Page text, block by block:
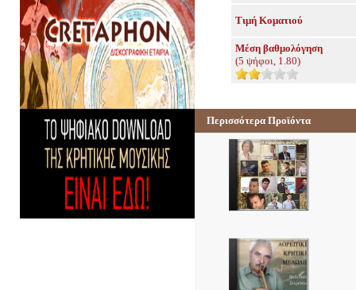
Τιμή Κοματιού
Μέση βαθμολόγηση
(5 ψήφοι, 1.80)
Περισσότερα Προϊόντα